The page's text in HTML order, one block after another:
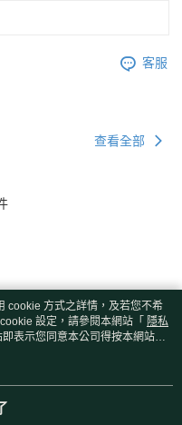
客服
查看全部
cookie 方式之詳情，及若您不希
設定，請參閱本網站「 隱私
表示您同意本公司得按本網站使